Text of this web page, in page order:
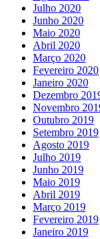
Julho 2020
Junho 2020
Maio 2020
Abril 2020
Março 2020
Fevereiro 2020
Janeiro 2020
Dezembro
Novembro
Outubro 2019
Setembro 2019
Agosto 2019
Julho 2019
Junho 2019
Maio 2019
Abril 2019
Março 2019
Fevereiro 2019
Janeiro 2019